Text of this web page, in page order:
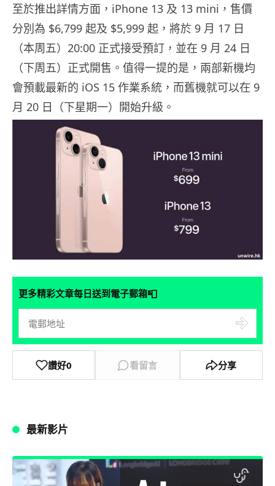
至於推出詳情方面，iPhone 13 及 13 mini，售價
分別為 $6,799 起及 $5,999 起，將於 9 月 17 日
（本周五）20:00 正式接受預訂，並在 9 月 24 日
（下周五）正式開售。值得一提的是，兩部新機均
會預載最新的 iOS 15 作業系統，而舊機就可以在 9
月 20 日（下星期一）開始升級。
更多精彩文章每日送到電子郵箱📮
讚好0 看留言 分享
最新影片